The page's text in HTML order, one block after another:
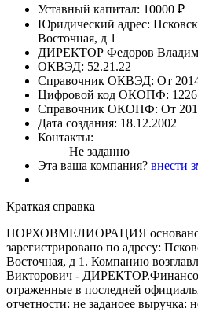
Уставный капитал: 10000 ₽
Юридический адрес:
Восточная, д 1
ДИРЕКТОР Федоров
ОКВЭД: 52.21.22
Справочник ОКВЭД: От
Цифровой код ОКОПФ:
Справочник ОКОПФ: От
Дата создания: 18.12.2002
Контакты:
Не заданно
Эта ваша компания? внести
Краткая справка
ПОРХОВМЕЛИОРАЦИЯ основано
зарегистрировано по адресу:
Восточная, д 1. Компанию
Викторович -
отраженные в последней
отчетности: не заданоее выручка: